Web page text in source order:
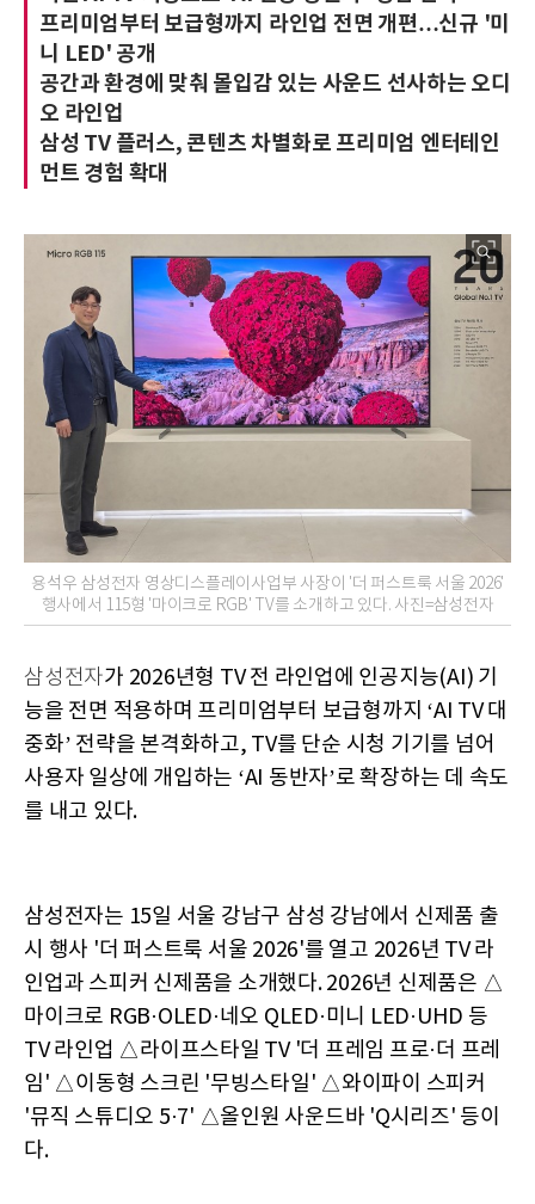
프리미엄부터 보급형까지 라인업 전면 개편…신규 '미
니 LED' 공개
공간과 환경에 맞춰 몰입감 있는 사운드 선사하는 오디
오 라인업
삼성 TV 플러스, 콘텐츠 차별화로 프리미엄 엔터테인
먼트 경험 확대
용석우 삼성전자 영상디스플레이사업부 사장이 '더 퍼스트룩 서울 2026'
행사에서 115형 '마이크로 RGB' TV를 소개하고 있다. 사진=삼성전자
삼성전자가 2026년형 TV 전 라인업에 인공지능(AI) 기
능을 전면 적용하며 프리미엄부터 보급형까지 ‘AI TV 대
중화’ 전략을 본격화하고, TV를 단순 시청 기기를 넘어
사용자 일상에 개입하는 ‘AI 동반자’로 확장하는 데 속도
를 내고 있다.
삼성전자는 15일 서울 강남구 삼성 강남에서 신제품 출
시 행사 '더 퍼스트룩 서울 2026'를 열고 2026년 TV 라
인업과 스피커 신제품을 소개했다. 2026년 신제품은 △
마이크로 RGB·OLED·네오 QLED·미니 LED·UHD 등
TV 라인업 △라이프스타일 TV '더 프레임 프로·더 프레
임' △이동형 스크린 '무빙스타일' △와이파이 스피커
'뮤직 스튜디오 5·7' △올인원 사운드바 'Q시리즈' 등이
다.